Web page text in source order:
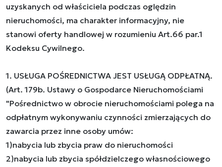
uzyskanych od właściciela podczas oględzin
nieruchomości, ma charakter informacyjny, nie
stanowi oferty handlowej w rozumieniu Art.66 par.1
Kodeksu Cywilnego.
1. USŁUGA POŚREDNICTWA JEST USŁUGĄ ODPŁATNĄ.
(Art. 179b. Ustawy o Gospodarce Nieruchomościami
"Pośrednictwo w obrocie nieruchomościami polega na
odpłatnym wykonywaniu czynności zmierzających do
zawarcia przez inne osoby umów:
1)nabycia lub zbycia praw do nieruchomości
2)nabycia lub zbycia spółdzielczego własnościowego